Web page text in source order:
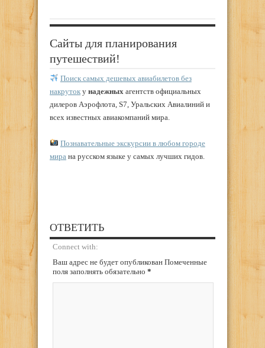
Сайты для планирования
путешествий!
Поиск самых дешевых авиабилетов без
накруток у надежных агентств официальных
дилеров Аэрофлота, S7, Уральских Авиалиний и
всех известных авиакомпаний мира.
Познавательные экскурсии в любом городе
мира на русском языке у самых лучших гидов.
ОТВЕТИТЬ
Connect with:
Ваш адрес не будет опубликован Помеченные
поля заполнять обязательно *